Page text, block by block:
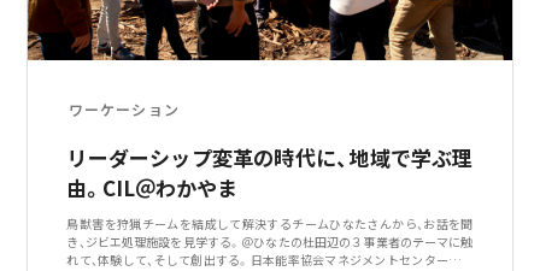
ワーケーション
リーダーシップ変革の時代に、地域で学ぶ理
由。CIL＠わかやま
鳥獣害を狩猟チームを結成して解決するチームひなたさんから、お話を聞
き、ジビエ処理施設を見学する。＠ひなたの杜田辺の３事業者のテーマに触
れて、体験して、そして創出する。日本能率協会マネジメントセンターが開